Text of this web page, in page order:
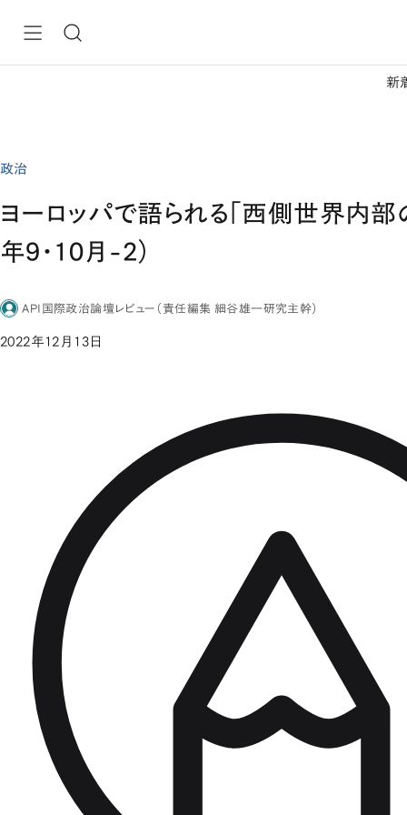
新
政治
ヨーロッパで語られる「西側世界内部
年9・10月-2）
API国際政治論壇レビュー（責任編集 細谷雄一研究主幹）
2022年12月13日